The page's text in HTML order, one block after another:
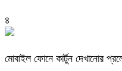
৪
মোবাইল ফোনে কার্টুন দেখানোর